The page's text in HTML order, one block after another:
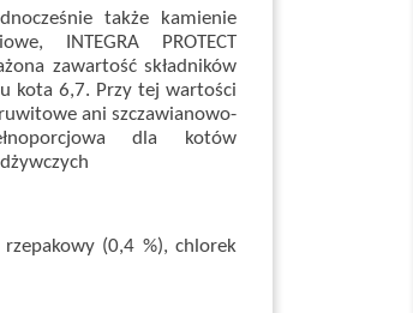
także kamienie
INTEGRA PROTECT
zawartość składników
kota 6,7. Przy tej wartości
ani szczawianowo-
dla kotów
(0,4 %), chlorek